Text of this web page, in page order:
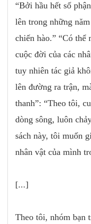
“Bởi hầu hết số
lên trong những
chiến hào.” “Có
cuộc đời của các
tuy nhiên tác giả
lên đường ra trận,
thanh”: “Theo tôi,
dòng sông, luôn
sách này, tôi muốn
nhân vật của mình
[...]
Theo tôi, nhóm bạn